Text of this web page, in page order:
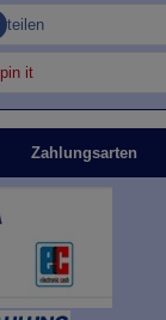
teilen
pin it
Zahlungsarten